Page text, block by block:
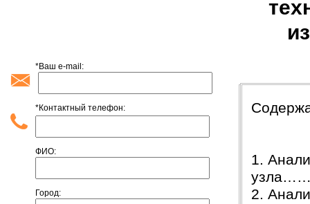
*Ваш e-mail:
*Контактный телефон:
ФИО:
Город:
1.
2.